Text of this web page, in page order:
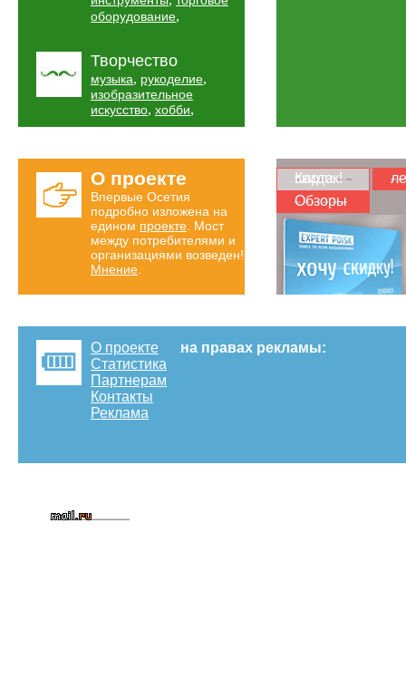
оборудование,
Творчество
музыка, рукоделие,
изобразительное
искусство, хобби,
О проекте
Впервые Осетия
подробно изложена на
едином проекте . Мост
между потребителями и
организациями возведен!
Мнение
Карта скидок!
Обзоры
О проекте
Статистика
Партнерам
Контакты
Реклама
на правах рекламы: